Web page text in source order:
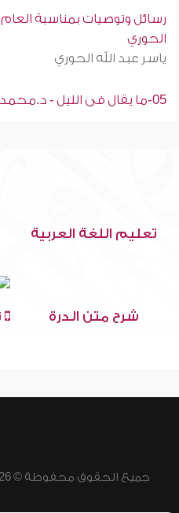
رسائل وتوصيات بمناسبة
الحوري
ياسر عبد الله الحوري
05-ما يقال فى الليل - د.محمد إسماعيل المقدم
تعليم اللغة العربية
شرح متن الدرة
جميع الحقوق محفوظة © 2026 - 1998 لشبكة إسلام ويب